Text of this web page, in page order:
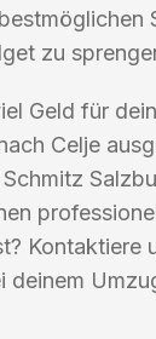
zu
Geld für
Celje
Kontaktiere
deinem